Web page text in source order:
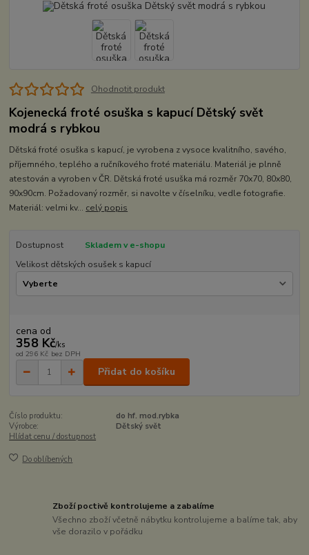
Ohodnotit produkt
Kojenecká froté osuška s kapucí Dětský svět
modrá s rybkou
Dětská froté osuška s kapucí, je vyrobena z vysoce kvalitního, savého,
příjemného, teplého a ručníkového froté materiálu. Materiál je plnně
atestován a vyroben v ČR. Dětská froté usuška má rozměr 70x70, 80x80,
90x90cm. Požadovaný rozměr, si navolte v číselníku, vedle fotografie.
Materiál: velmi kv... celý popis
Dostupnost
Skladem v e-shopu
Velikost dětských osušek s kapucí
cena od
358 Kč/ks
od 296 Kč bez DPH
Přidat do košíku
Číslo produktu:
do hf. mod.rybka
Výrobce:
Dětský svět
Hlídat cenu / dostupnost
Do oblíbených
Zboží poctivě kontrolujeme a zabalíme
Všechno zboží včetně nábytku kontrolujeme a balíme tak, aby
vše dorazilo v pořádku